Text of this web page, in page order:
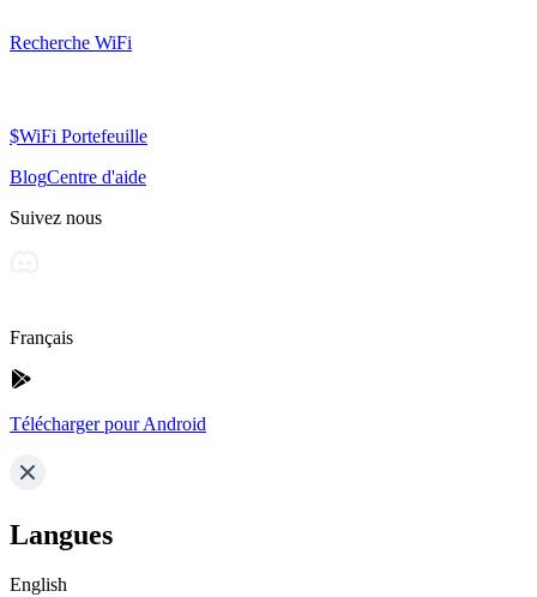
Recherche WiFi
$WiFi Portefeuille
BlogCentre d'aide
Suivez nous
Français
Télécharger pour Android
Langues
English